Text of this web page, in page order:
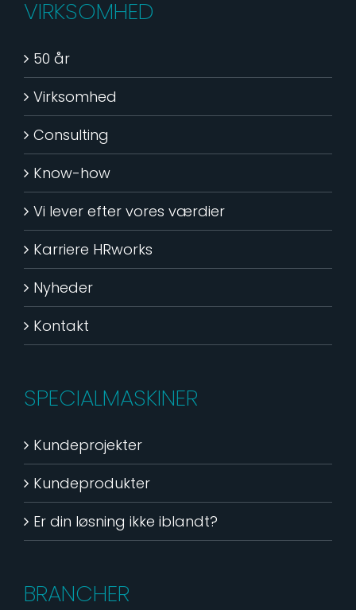
VIRKSOMHED
50 år
Virksomhed
Consulting
Know-how
Vi lever efter vores værdier
Karriere HRworks
Nyheder
Kontakt
SPECIALMASKINER
Kundeprojekter
Kundeprodukter
Er din løsning ikke iblandt?
BRANCHER